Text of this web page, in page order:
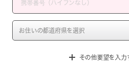
その他要望を入力